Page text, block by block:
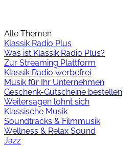
Alle Themen
Klassik Radio Plus
Was ist Klassik Radio Plus?
Zur Streaming Plattform
Klassik Radio werbefrei
Musik für Ihr Unternehmen
Geschenk-Gutscheine bestellen
Weitersagen lohnt sich
Klassische Musik
Soundtracks & Filmmusik
Wellness & Relax Sound
Jazz